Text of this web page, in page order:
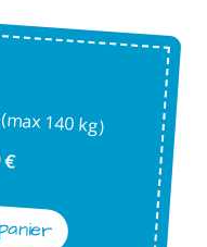
140 kg)
€